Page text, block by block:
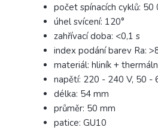
počet spínacích cyklů: 50
úhel svícení: 120°
zahřívací doba: <0,1 s
index podání barev Ra:
materiál: hliník +
napětí: 220 - 240 V, 50 -
délka: 54 mm
průměr: 50 mm
patice: GU10